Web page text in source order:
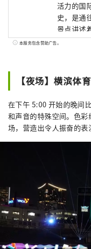
活力的国
史，是通
景点讲述
口城镇，
的体验设
奋的城市
诗般的绿
本服务包含赞助广告。
【夜场】横滨体
在下午 5:00 开始的晚间
和声音的特殊空间。色
场，营造出令人振奋的表